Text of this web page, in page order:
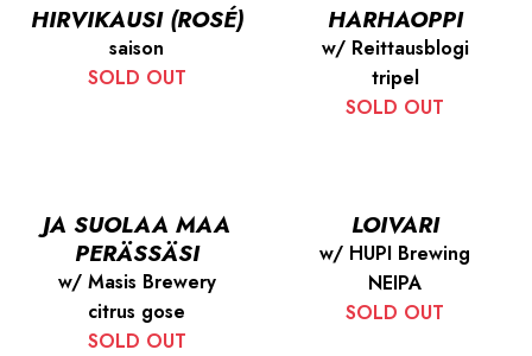
HIRVIKAUSI (ROSÉ)
saison
SOLD OUT
HARHAOPPI
w/ Reittausblogi
tripel
SOLD OUT
JA SUOLAA MAA
PERÄSSÄSI
w/ Masis Brewery
citrus gose
SOLD OUT
LOIVARI
w/ HUPI Brewing
NEIPA
SOLD OUT